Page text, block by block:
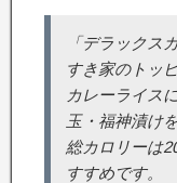
「デラックス
すき家のトッ
カレーライス
玉・福神漬け
総カロリーは
すすめです。